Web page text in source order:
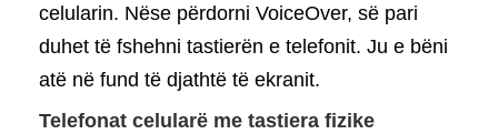
celularin. Nëse përdorni VoiceOver, së pari
duhet të fshehni tastierën e telefonit. Ju e bëni
atë në fund të djathtë të ekranit.
Telefonat celularë me tastiera fizike